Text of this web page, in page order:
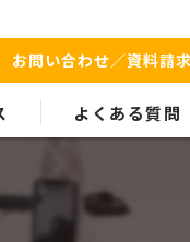
お問い合わせ／資料請
よくある質問